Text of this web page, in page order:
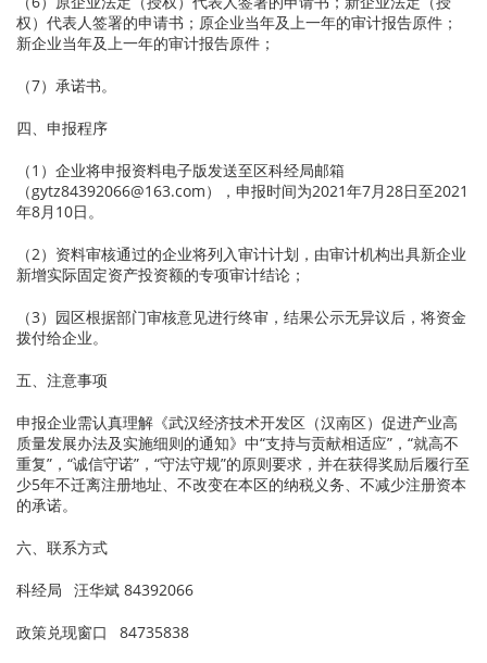
权）代表人签署的申请书；原企业当年及上一年的审计报告原件；
新企业当年及上一年的审计报告原件；
（7）承诺书。
四、申报程序
（1）企业将申报资料电子版发送至区科经局邮箱
（gytz84392066@163.com），申报时间为2021年7月28日至2021
年8月10日。
（2）资料审核通过的企业将列入审计计划，由审计机构出具新企业
新增实际固定资产投资额的专项审计结论；
（3）园区根据部门审核意见进行终审，结果公示无异议后，将资金
拨付给企业。
五、注意事项
申报企业需认真理解《武汉经济技术开发区（汉南区）促进产业高
质量发展办法及实施细则的通知》中“支持与贡献相适应”，“就高不
重复”，“诚信守诺”，“守法守规”的原则要求，并在获得奖励后履行至
少5年不迁离注册地址、不改变在本区的纳税义务、不减少注册资本
的承诺。
六、联系方式
科经局 汪华斌 84392066
政策兑现窗口 84735838